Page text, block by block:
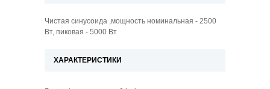
Чистая синусоида ,мощность номинальная - 2500
Вт, пиковая - 5000 Вт
ХАРАКТЕРИСТИКИ